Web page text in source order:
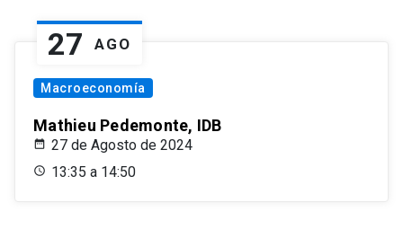
27 AGO
Macroeconomía
Mathieu Pedemonte, IDB
27 de Agosto de 2024
13:35 a 14:50